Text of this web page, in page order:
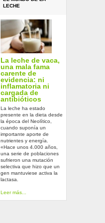
LECHE
La leche de vaca,
una mala fama
carente de
evidencia: ni
inflamatoria ni
cargada de
antibióticos
La leche ha estado
presente en la dieta desde
la época del Neolítico,
cuando suponía un
importante aporte de
nutrientes y energía.
«Hace unos 4.000 años,
una serie de poblaciones
sufrieron una mutación
selectiva que hizo que un
gen mantuviese activa la
lactasa.
Leer más...